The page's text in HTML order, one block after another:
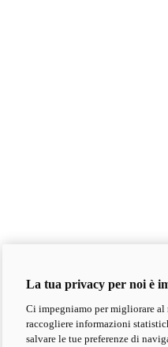
La tua privacy per noi è
Ci impegniamo per migliorare
raccogliere informazioni
salvare le tue preferenze di